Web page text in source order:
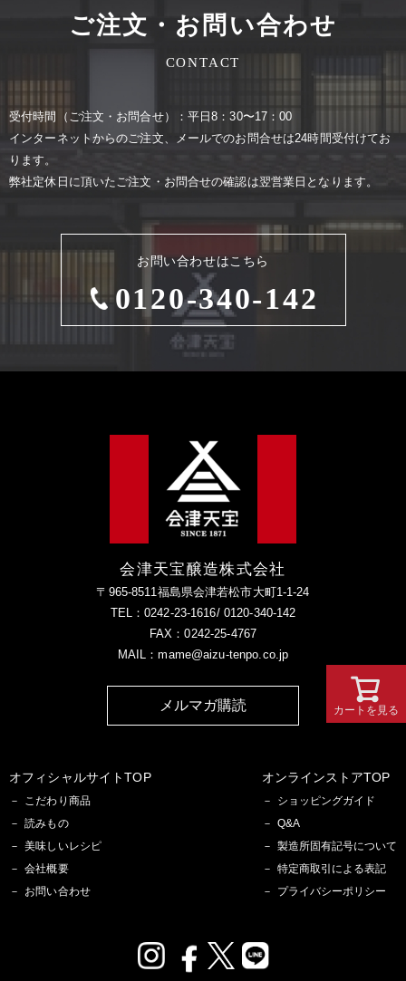
ご注文・お問い合わせ
CONTACT
お問い合わせはこちら
0120-340-142
受付時間（ご注⽂・お問合せ）：平⽇8：30〜17：00
インターネットからのご注⽂、メールでのお問合せは24時間受付けてお
ります。
弊社定休⽇に頂いたご注⽂・お問合せの確認は翌営業⽇となります。
会津天宝醸造株式会社
〒965-8511福島県会津若松市大町1-1-24
TEL：0242-23-1616/ 0120-340-142
FAX：0242-25-4767
MAIL：mame@aizu-tenpo.co.jp
メルマガ購読
オフィシャルサイトTOP
こだわり商品
読みもの
美味しいレシピ
会社概要
お問い合わせ
オンラインストアTOP
ショッピングガイド
Q&A
製造所固有記号について
特定商取引による表記
プライバシーポリシー
カートを見る